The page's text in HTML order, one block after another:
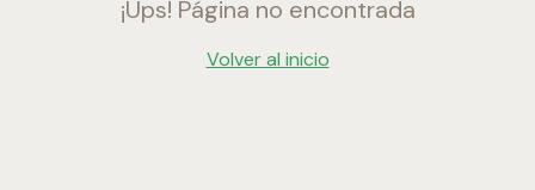
¡Ups! Página no encontrada
Volver al inicio